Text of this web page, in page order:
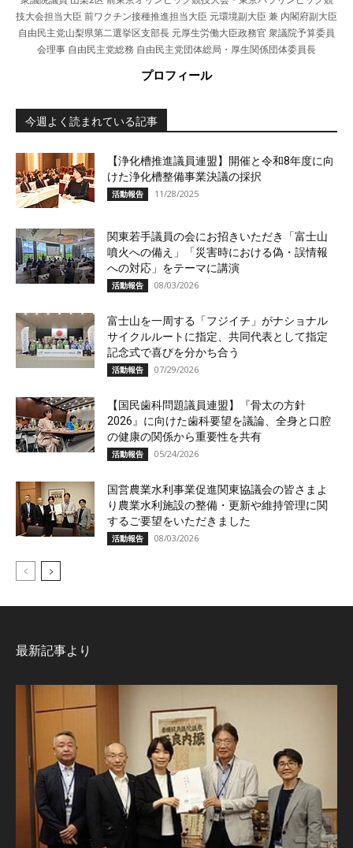
技大会担当大臣 前ワクチン接種推進担当大臣 元環境副大臣 兼 内閣府副大臣
自由民主党山梨県第二選挙区支部長 元厚生労働大臣政務官 衆議院予算委員
会理事 自由民主党総務 自由民主党団体総局・厚生関係団体委員長
プロフィール
今週よく読まれている記事
【浄化槽推進議員連盟】開催と令和8年度に向
けた浄化槽整備事業決議の採択
活動報告 11/28/2025
関東若手議員の会にお招きいただき「富士山
噴火への備え」「災害時における偽・誤情報
への対応」をテーマに講演
活動報告 08/03/2026
富士山を一周する「フジイチ」がナショナル
サイクルルートに指定、共同代表として指定
記念式で喜びを分かち合う
活動報告 07/29/2026
【国民歯科問題議員連盟】『骨太の方針
2026』に向けた歯科要望を議論、全身と口腔
の健康の関係から重要性を共有
活動報告 05/24/2026
国営農業水利事業促進関東協議会の皆さまよ
り農業水利施設の整備・更新や維持管理に関
するご要望をいただきました
活動報告 08/03/2026
最新記事より